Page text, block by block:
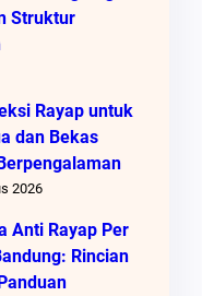
Struktur
Rayap untuk
dan Bekas
2026
Anti Rayap Per
Rincian